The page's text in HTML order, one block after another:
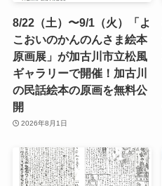
8/22（土）〜9/1（火）「よ
こおいのかんのんさま絵本
原画展」が加古川市立松風
ギャラリーで開催！加古川
の民話絵本の原画を無料公
開
2026年8月1日